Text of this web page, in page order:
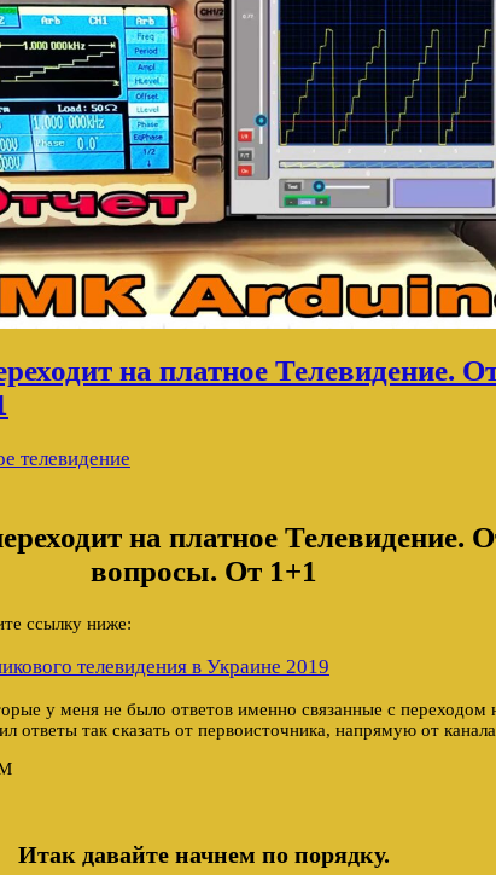
на платное Телевидение.
телевидение
на платное Телевидение.
вопросы. От 1+1
ссылку ниже:
телевидения в Украине 2019
у меня не было ответов именно связанные с переходом
ответы так сказать от первоисточника, напрямую от
Итак давайте начнем по порядку.